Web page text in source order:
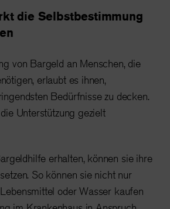
die Selbstbestimmung
von Bargeld an Menschen, die
erlaubt es ihnen,
Bedürfnisse zu decken.
Unterstützung gezielt
erhalten, können sie ihre
So können sie nicht nur
oder Wasser kaufen